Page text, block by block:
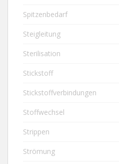
Spitzenbedarf
Steigleitung
Sterilisation
Stickstoff
Stickstoffverbindungen
Stoffwechsel
Strippen
Strömung